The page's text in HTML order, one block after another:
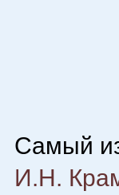
Самый
И.Н.